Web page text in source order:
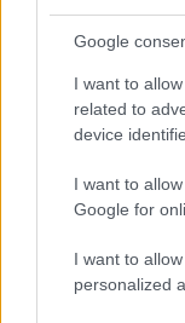
Google
I want to
related to
device
I want to
Google for
I want to
personalized